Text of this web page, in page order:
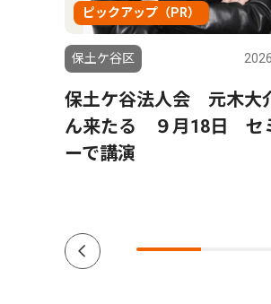
ピックアップ（PR）
保土ケ谷区
保土ケ谷法人会 元木大
ん来たる ９月18日 セ
ーで講演